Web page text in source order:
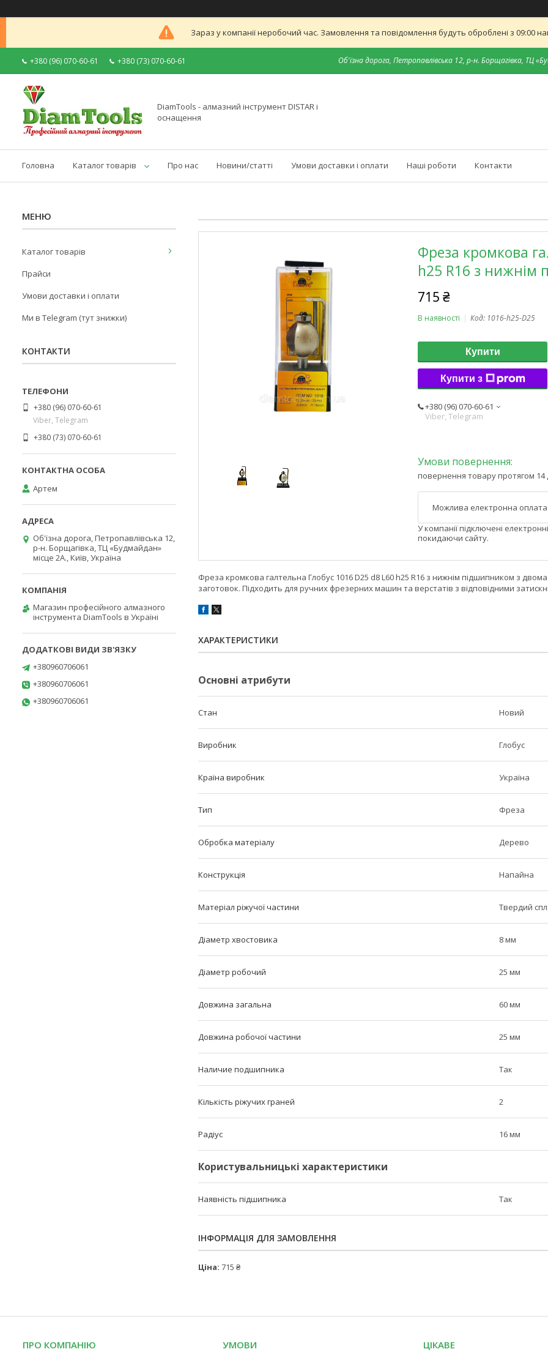
Зараз у компанії неробочий час. Замовлення та повідомлення будуть оброблені з 09:00
+380 (96) 070-60-61 +380 (73) 070-60-61 Об'їзна дорога, Петропавлівська 12, р-н. Борщагівка, ТЦ
DiamTools - алмазний інструмент DISTAR і
оснащення
Головна Каталог товарів Про нас Новини/статті Умови доставки і оплати Наші роботи Контакти
Фреза кромкова
h25 R16 з нижнім
715 ₴
В наявності Код: 1016-h25-D25
Купити
Купити з
+380 (96) 070-60-61
Viber, Telegram
повернення товару протягом 14
У компанії підключені
покидаючи сайту.
Фреза кромкова галтельна Глобус 1016 D25 d8 L60 h25 R16 з нижнім підшипником з
заготовок. Підходить для ручних фрезерних машин та верстатів з відповідними
ХАРАКТЕРИСТИКИ
Основні атрибути
Стан Новий
Виробник Глобус
Країна виробник Україна
Тип Фреза
Обробка матеріалу Дерево
Конструкція Напайна
Матеріал ріжучої частини Твердий
Діаметр хвостовика 8 мм
Діаметр робочий 25 мм
Довжина загальна 60 мм
Довжина робочої частини 25 мм
Наличие подшипника Так
Кількість ріжучих граней 2
Радіус 16 мм
Користувальницькі характеристики
Наявність підшипника Так
ІНФОРМАЦІЯ ДЛЯ ЗАМОВЛЕННЯ
Ціна: 715 ₴
Каталог товарів
Прайси
Умови доставки і оплати
Ми в Telegram (тут знижки)
КОНТАКТИ
+380 (96) 070-60-61
Viber, Telegram
+380 (73) 070-60-61
Артем
Об'їзна дорога, Петропавлівська 12,
р-н. Борщагівка, ТЦ «Будмайдан»
місце 2А., Київ, Україна
Магазин професійного алмазного
інструмента DiamTools в Україні
+380960706061
+380960706061
+380960706061
ПРО КОМПАНІЮ УМОВИ ЦІКАВЕ